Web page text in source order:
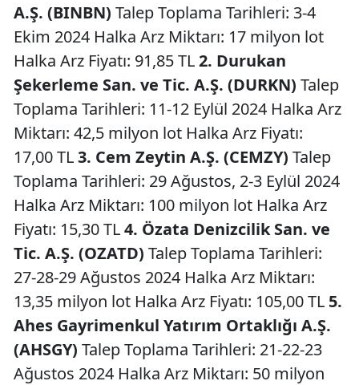
A.Ş. (BINBN) Talep Toplama Tarihleri: 3-4
Ekim 2024 Halka Arz Miktarı: 17 milyon lot
Halka Arz Fiyatı: 91,85 TL2. Durukan
Şekerleme San. ve Tic. A.Ş. (DURKN) Talep
Toplama Tarihleri: 11-12 Eylül 2024 Halka Arz
Miktarı: 42,5 milyon lot Halka Arz Fiyatı:
17,00 TL3. Cem Zeytin A.Ş. (CEMZY) Talep
Toplama Tarihleri: 29 Ağustos, 2-3 Eylül 2024
Halka Arz Miktarı: 100 milyon lot Halka Arz
Fiyatı: 15,30 TL4. Özata Denizcilik San. ve
Tic. A.Ş. (OZATD) Talep Toplama Tarihleri:
27-28-29 Ağustos 2024 Halka Arz Miktarı:
13,35 milyon lot Halka Arz Fiyatı: 105,00 TL 5.
Ahes Gayrimenkul Yatırım Ortaklığı A.Ş.
(AHSGY) Talep Toplama Tarihleri: 21-22-23
Ağustos 2024 Halka Arz Miktarı: 50 milyon